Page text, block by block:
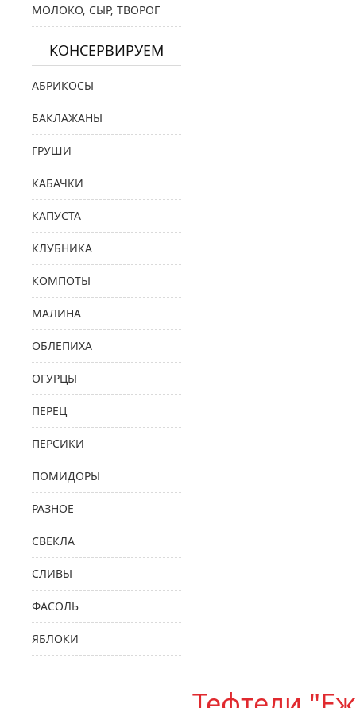
МОЛОКО, СЫР, ТВОРОГ
КОНСЕРВИРУЕМ
АБРИКОСЫ
БАКЛАЖАНЫ
ГРУШИ
КАБАЧКИ
КАПУСТА
КЛУБНИКА
КОМПОТЫ
МАЛИНА
ОБЛЕПИХА
ОГУРЦЫ
ПЕРЕЦ
ПЕРСИКИ
ПОМИДОРЫ
РАЗНОЕ
СВЕКЛА
СЛИВЫ
ФАСОЛЬ
ЯБЛОКИ